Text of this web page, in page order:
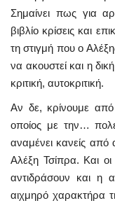
Σημαίνει πως για
βιβλίο κρίσεις και
τη στιγμή που ο
να ακουστεί και η
κριτική, αυτοκριτική.
Αν δε, κρίνουμε
οποίος με την…
αναμένει κανείς από
Αλέξη Τσίπρα. Και οι
αντιδράσουν και η
αιχμηρό χαρακτήρα